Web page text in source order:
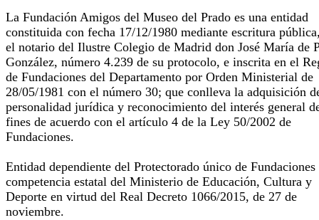
La Fundación Amigos del Museo del Prado es una entidad
constituida con fecha 17/12/1980 mediante escritura
el notario del Ilustre Colegio de Madrid don José María de
González, número 4.239 de su protocolo, e inscrita en el
de Fundaciones del Departamento por Orden Ministerial de
28/05/1981 con el número 30; que conlleva la adquisición
personalidad jurídica y reconocimiento del interés general
fines de acuerdo con el artículo 4 de la Ley 50/2002 de
Fundaciones.
Entidad dependiente del Protectorado único de Fundaciones
competencia estatal del Ministerio de Educación, Cultura y
Deporte en virtud del Real Decreto 1066/2015, de 27 de
noviembre.